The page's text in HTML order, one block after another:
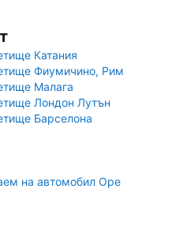
Катания
Фиумичино, Рим
Малага
Лондон Лутън
Барселона
на автомобил Оре